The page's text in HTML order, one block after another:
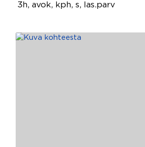
3h, avok, kph, s, las.parv